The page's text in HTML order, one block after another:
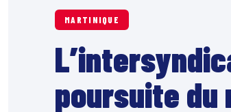
MARTINIQUE
poursuite du